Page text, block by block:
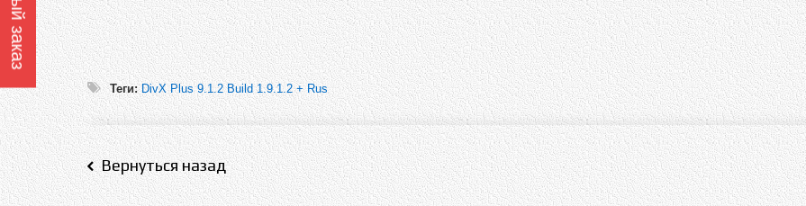
Теги:DivX Plus 9.1.2 Build 1.9.1.2 + Rus
Вернуться назад